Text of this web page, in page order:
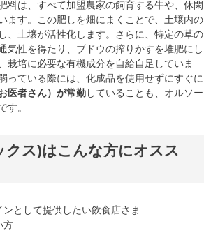
料は、すべて加盟農家の飼育する牛や、休閑
ます。この肥しを畑にまくことで、土壌内の
、土壌が活性化します。さらに、特定の草の
気性を得たり、ブドウの搾りかすを堆肥にし
栽培に必要な有機成分を自給自足していま
っている際には、化成品を使用せずにすぐに
医者さん）が常勤していることも、オルソー
す。
ス)はこんな方にオスス
として提供したい飲食店さま
方